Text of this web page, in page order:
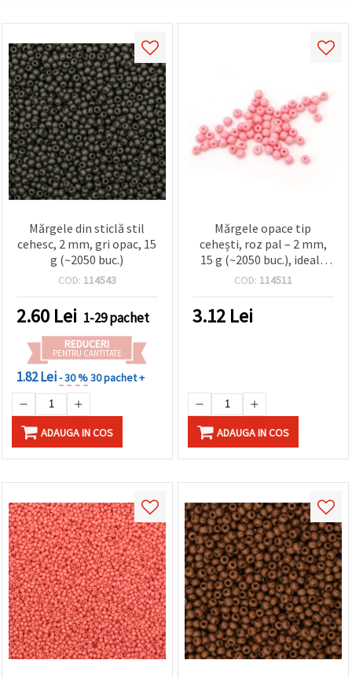
Аcceptati
toate!
Setări
Mărgele din sticlă stil
cehesc, 2 mm, gri opac, 15
g (~2050 buc.)
COD: 114543
2.60 Lei 1-29 pachet
REDUCERI
PENTRU CANTITATE
1.82 Lei- 30 %30 pachet +
ADAUGA IN COS
Mărgele opace tip
cehești, roz pal – 2 mm,
15 g (~2050 buc.), ideale
pentru bijuterii
pentru bebeluși și
designuri DIY unice
COD: 114511
3.12 Lei
ADAUGA IN COS